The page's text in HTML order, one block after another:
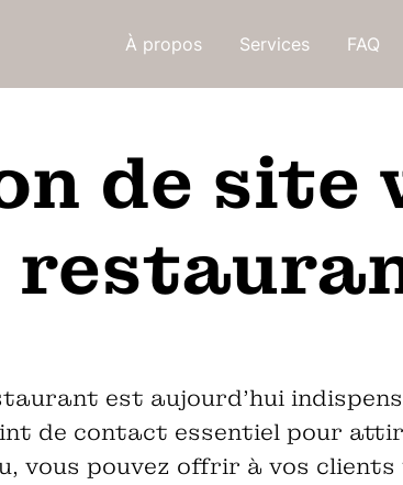
À propos Services FAQ
de site
est aujourd'hui
de contact essentiel pour
vous pouvez offrir à vos